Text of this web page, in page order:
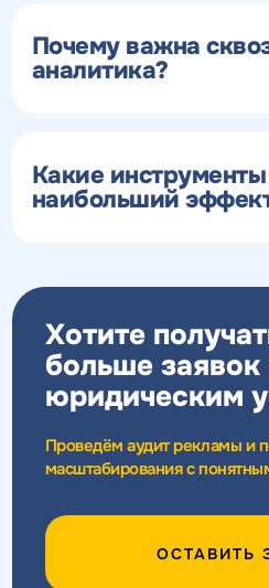
Почему важна
аналитика?
Какие
наибольший
Хотите
больше заявок
юридическим
Проведём аудит рекламы и
масштабирования с
ОСТАВИТЬ